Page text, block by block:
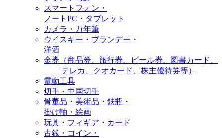
スマートフォン・
ノートPC・タブレット
カメラ・万年筆
ウイスキー・ブランデー・
洋酒
金券（商品券、旅行券、ビール券、図書カード、
テレカ、クオカード、株主優待券等）
電動工具
切手・中国切手
骨董品・美術品・鉄瓶・
掛け軸・絵画
玩具・フィギア・カード
古銭・コイン・